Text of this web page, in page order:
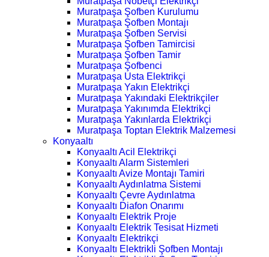
Muratpaşa Şofben Kurulumu
Muratpaşa Şofben Montajı
Muratpaşa Şofben Servisi
Muratpaşa Şofben Tamircisi
Muratpaşa Şofben Tamir
Muratpaşa Şofbenci
Muratpaşa Usta Elektrikçi
Muratpaşa Yakın Elektrikçi
Muratpaşa Yakındaki Elektrikçiler
Muratpaşa Yakınımda Elektrikçi
Muratpaşa Yakınlarda Elektrikçi
Muratpaşa Toptan Elektrik Malzemesi
Konyaaltı
Konyaaltı Acil Elektrikçi
Konyaaltı Alarm Sistemleri
Konyaaltı Avize Montajı Tamiri
Konyaaltı Aydınlatma Sistemi
Konyaaltı Çevre Aydınlatma
Konyaaltı Diafon Onarımı
Konyaaltı Elektrik Proje
Konyaaltı Elektrik Tesisat Hizmeti
Konyaaltı Elektrikçi
Konyaaltı Elektrikli Şofben Montajı